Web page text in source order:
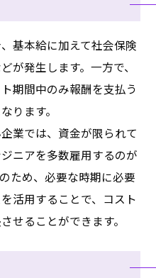
基本給に加えて社会保険
が発生します。一方で、
期間中のみ報酬を支払う
ります。
業では、資金が限られて
ニアを多数雇用するのが
ため、必要な時期に必要
活用することで、コスト
せることができます。